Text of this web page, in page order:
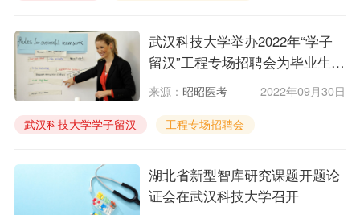
武汉科技大学举办2022年“学子
留汉”工程专场招聘会为毕业生就
业保驾护航
来源： 昭昭医考 2022年09月30日
武汉科技大学学子留汉 工程专场招聘会
湖北省新型智库研究课题开题论
证会在武汉科技大学召开